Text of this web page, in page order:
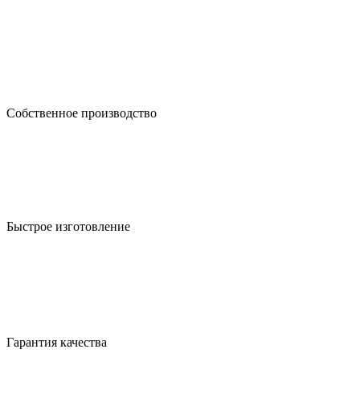
Собственное производство
Быстрое изготовление
Гарантия качества